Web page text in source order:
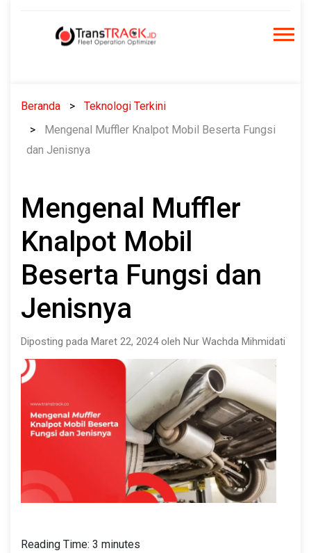
Beranda
Teknologi Terkini
Mengenal Muffler Knalpot Mobil Beserta Fungsi
dan Jenisnya
Mengenal Muffler
Knalpot Mobil
Beserta Fungsi dan
Jenisnya
Diposting pada Maret 22, 2024 oleh Nur Wachda Mihmidati
Reading Time: 3 minutes